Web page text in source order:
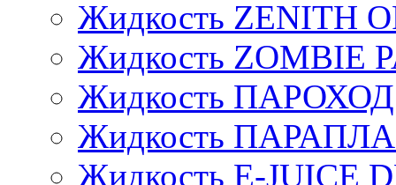
Жидкость ZENITH
Жидкость ZOMBIE
Жидкость ПАРОХОД
Жидкость
Жидкость E-JUIСE